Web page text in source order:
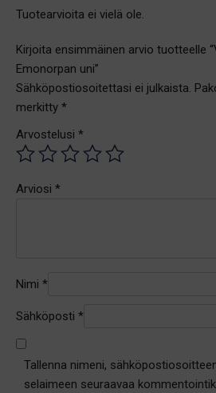
Tuotearvioita ei vielä ole.
Kirjoita ensimmäinen arvio tuotteelle
Emonorpan uni”
Sähköpostiosoitettasi ei julkaista.
merkitty *
Arvostelusi *
Arviosi *
Nimi *
Sähköposti *
Tallenna nimeni,
selaimeen seuraavaa